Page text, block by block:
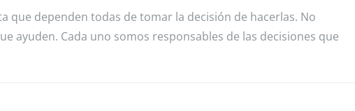
que dependen todas de tomar la decisión de hacerlas. No
ayuden. Cada uno somos responsables de las decisiones que